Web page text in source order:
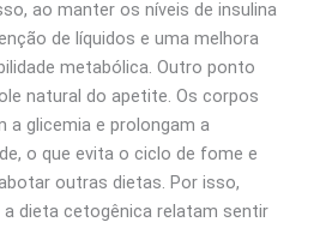
ao manter os níveis de insulina
de líquidos e uma melhora
metabólica. Outro ponto
natural do apetite. Os corpos
a glicemia e prolongam a
o que evita o ciclo de fome e
outras dietas. Por isso,
dieta cetogênica relatam sentir